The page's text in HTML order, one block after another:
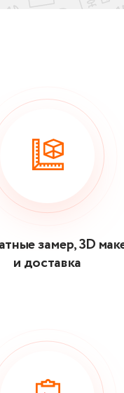
замер, 3D
и доставка